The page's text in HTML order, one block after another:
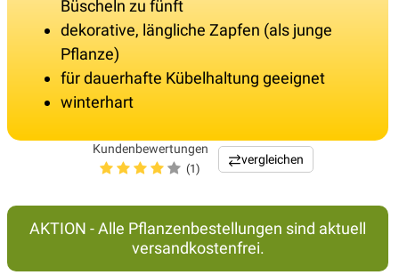
Büscheln zu fünft
dekorative, längliche Zapfen (als junge
Pflanze)
für dauerhafte Kübelhaltung geeignet
winterhart
Kundenbewertungen
(1)
vergleichen
AKTION - Alle Pflanzenbestellungen sind aktuell
versandkostenfrei.